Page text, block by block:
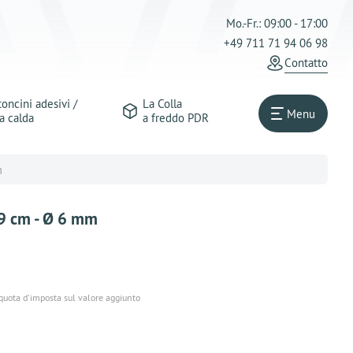
Mo.-Fr.: 09:00 - 17:00
+49 711 71 94 06 98
Сontatto
adesivi /
calda
La Colla
a freddo PDR
Menu
cm - Ø 6 mm
d'imposta sul valore aggiunto